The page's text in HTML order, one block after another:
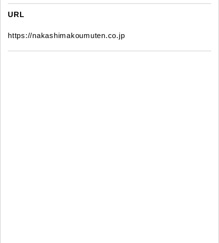
URL
https://nakashimakoumuten.co.jp